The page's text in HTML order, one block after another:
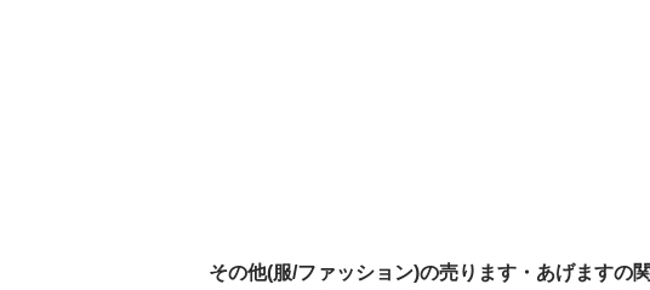
その他(服/ファッション)の売ります・あげますの